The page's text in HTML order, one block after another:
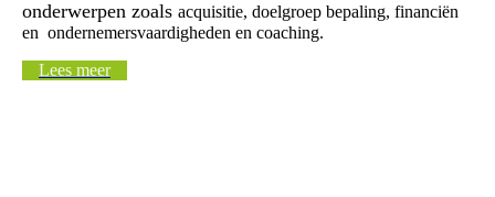
onderwerpen zoals acquisitie, doelgroep bepaling, financiën
en ondernemersvaardigheden en coaching.
Lees meer